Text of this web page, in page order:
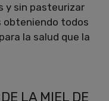
y sin pasteurizar
obteniendo todos
la salud que la
LA MIEL DE